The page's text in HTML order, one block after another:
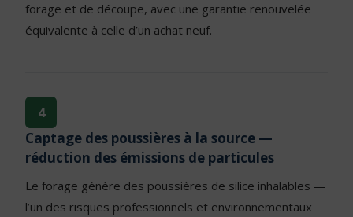
forage et de découpe, avec une garantie renouvelée
équivalente à celle d’un achat neuf.
4
Captage des poussières à la source —
réduction des émissions de particules
Le forage génère des poussières de silice inhalables —
l’un des risques professionnels et environnementaux